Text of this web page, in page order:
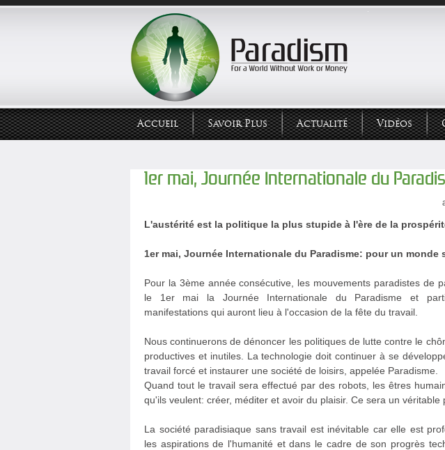
Accueil Savoir Plus Actualité Vidéos
1er mai, Journée Internationale du
L'austérité est la politique la plus stupide à l'ère de la
1er mai, Journée Internationale du Paradisme: pour un monde
Pour la 3ème année consécutive, les mouvements paradistes de
le 1er mai la Journée Internationale du Paradisme et
manifestations qui auront lieu à l'occasion de la fête du travail.
Nous continuerons de dénoncer les politiques de lutte contre le
productives et inutiles. La technologie doit continuer à se
travail forcé et instaurer une société de loisirs, appelée Paradisme.
Quand tout le travail sera effectué par des robots, les êtres
qu'ils veulent: créer, méditer et avoir du plaisir. Ce sera un véritable
La société paradisiaque sans travail est inévitable car elle est
les aspirations de l'humanité et dans le cadre de son progrès